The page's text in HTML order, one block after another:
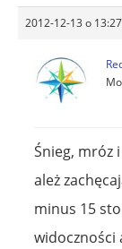
2012-12-13 o 13:27
Śnieg, mróz
ależ
minus 15
widoczności